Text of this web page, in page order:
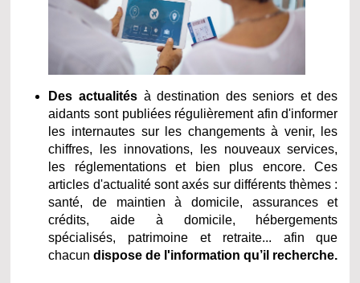
Des actualités à destination des seniors et des
aidants sont publiées régulièrement afin d'informer
les internautes sur les changements à venir, les
chiffres, les innovations, les nouveaux services,
les réglementations et bien plus encore. Ces
articles d'actualité sont axés sur différents thèmes :
santé, de maintien à domicile, assurances et
crédits, aide à domicile, hébergements
spécialisés, patrimoine et retraite... afin que
chacundispose de l'information qu’il recherche.